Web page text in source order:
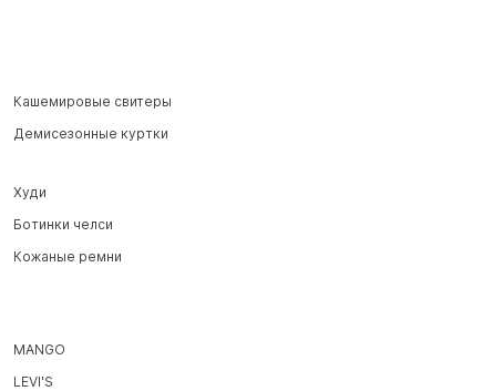
Кашемировые свитеры
Демисезонные куртки
Худи
Ботинки челси
Кожаные ремни
MANGO
LEVI'S